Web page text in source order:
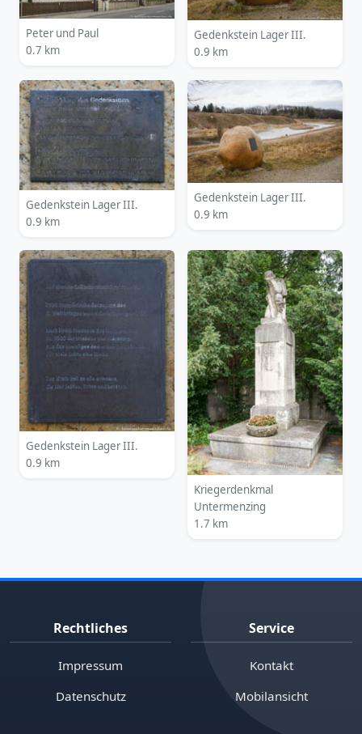
Peter und Paul
0.7 km
Gedenkstein Lager III.
0.9 km
Gedenkstein Lager III.
0.9 km
Gedenkstein Lager III.
0.9 km
Gedenkstein Lager III.
0.9 km
Kriegerdenkmal
Untermenzing
1.7 km
Rechtliches
Impressum
Datenschutz
Service
Kontakt
Mobilansicht